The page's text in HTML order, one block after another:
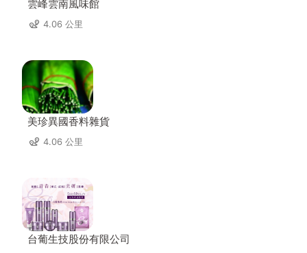
雲峰雲南風味館
4.06 公里
美珍異國香料雜貨
4.06 公里
台葡生技股份有限公司